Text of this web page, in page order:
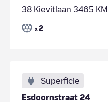
38 Kievitlaan 3465 KM
x 2
Superficie
Esdoornstraat 24